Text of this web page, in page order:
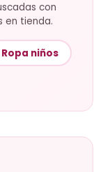
con
en tienda.
Ropa niños